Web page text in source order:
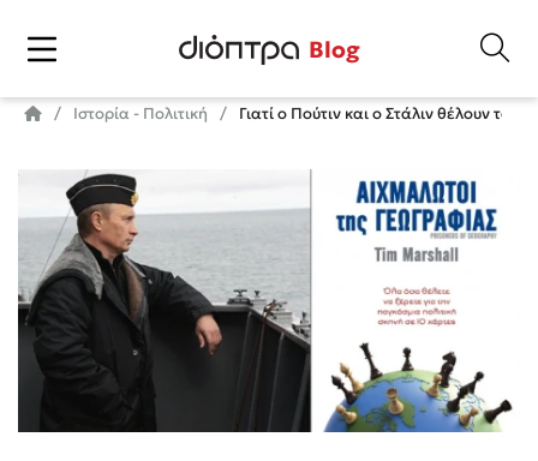
Blog
Ιστορία - Πολιτική Γιατί ο Πούτιν και ο Στάλιν θέλουν το